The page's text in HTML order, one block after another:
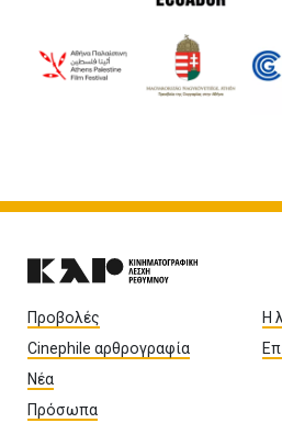
Προβολές
Cinephile αρθρογραφία
Νέα
Πρόσωπα
Η